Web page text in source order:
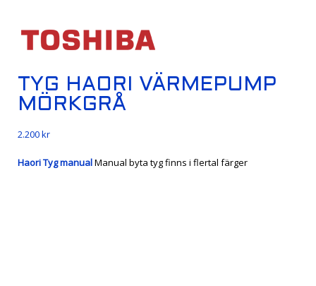
TYG HAORI VÄRMEPUMP
MÖRKGRÅ
2.200kr
Haori Tyg manualManual byta tyg finns i flertal färger